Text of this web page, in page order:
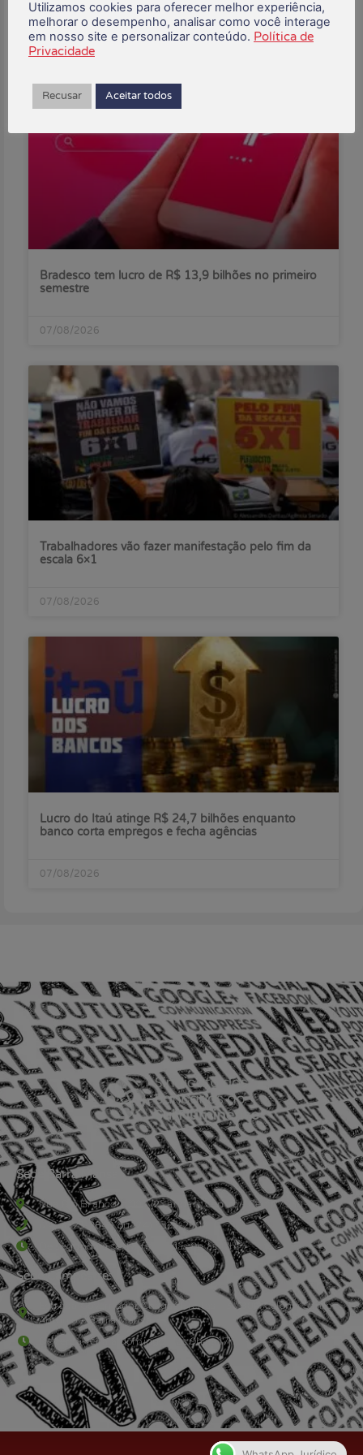
Bradesco tem lucro de R$ 13,9 bilhões no primeiro
semestre
07/08/2026
Trabalhadores vão fazer manifestação pelo fim da
escala 6×1
07/08/2026
Lucro do Itaú atinge R$ 24,7 bilhões enquanto
banco corta empregos e fecha agências
07/08/2026
Sede Barra Mansa
Rua Rio Branco, nº107 (2º andar), Centro - Cep: 27.330-030
(24) 3323-2848 ou (24) 3323-2500
De segunda à sexta-feira , das 9h às 17h.
Sede Campestre:
Estrada Governador Chagas Freitas – 3.780 – Colônia Santo
Antônio – Barra Mansa
De terça-feira a domingo, das 9h às 17h
Utilizamos cookies para oferecer melhor experiência,
melhorar o desempenho, analisar como você interage
em nosso site e personalizar conteúdo. Política de
Privacidade
Recusar Aceitar todos